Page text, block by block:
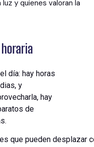
y quienes valoran la
día: hay horas
, y
, hay
de
.
que pueden desplazar